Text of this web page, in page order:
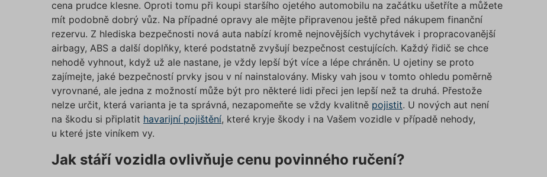
cena prudce klesne. Oproti tomu při koupi staršího ojetého automobilu na začátku ušetříte a můžete
mít podobně dobrý vůz. Na případné opravy ale mějte připravenou ještě před nákupem finanční
rezervu. Z hlediska bezpečnosti nová auta nabízí kromě nejnovějších vychytávek i propracovanější
airbagy, ABS a další doplňky, které podstatně zvyšují bezpečnost cestujících. Každý řidič se chce
nehodě vyhnout, když už ale nastane, je vždy lepší být více a lépe chráněn. U ojetiny se proto
zajímejte, jaké bezpečností prvky jsou v ní nainstalovány. Misky vah jsou v tomto ohledu poměrně
vyrovnané, ale jedna z možností může být pro některé lidi přeci jen lepší než ta druhá. Přestože
nelze určit, která varianta je ta správná, nezapomeňte se vždy kvalitně pojistit. U nových aut není
na škodu si připlatit havarijní pojištění, které kryje škody i na Vašem vozidle v případě nehody,
u které jste viníkem vy.
Jak stáří vozidla ovlivňuje cenu povinného ručení?
ruceni.com
kalkulaček.
PHPSESSID
www.povinne-
ruceni.com
Zavřením
prohlížeče
Cookie generovaný aplikacemi založenými
na jazyce PHP. Toto je univerzální
identifikátor používaný k udržování
proměnných relací uživatelů. Obvykle se
jedná o náhodně vygenerované číslo, jeho
použití může být specifické pro daný web,
ale dobrým příkladem je udržování
přihlášeného stavu uživatele mezi
stránkami.
pfp-uid
.povinne-
ruceni.com
1 rok 1
měsíc
Tento soubor cookie používáme pro
správnou funkčnost CRM a prioritizaci
záznamů bez dalšího detailu o relaci
.povinne-
ruceni.com
1 den
Zásadách ochrany osobních údajů
Zásadách používání
cookies
www.povinne-ruceni.com
https://www.povinne-
ruceni.com/kontakt/